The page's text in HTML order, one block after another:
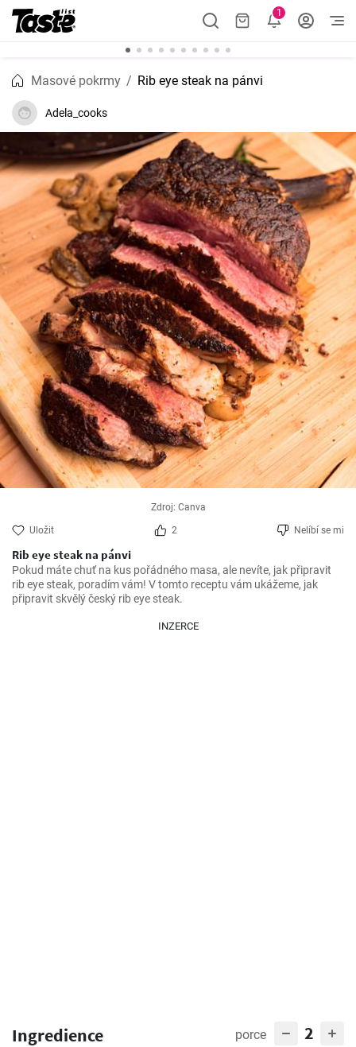
1
Masové pokrmy Rib eye steak na pánvi
Adela_cooks
Zdroj: Canva
Uložit 2 Nelíbí se mi
Rib eye steak na pánvi
Pokud máte chuť na kus pořádného masa, ale nevíte, jak připravit
rib eye steak, poradím vám! V tomto receptu vám ukážeme, jak
připravit skvělý český rib eye steak.
INZERCE
Ingredience porce 2